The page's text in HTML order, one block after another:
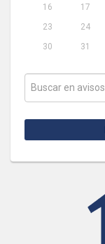
16
17
23
24
30
31